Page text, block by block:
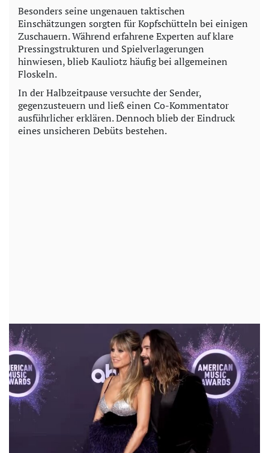
Besonders seine ungenauen taktischen
Einschätzungen sorgten für Kopfschütteln bei einigen
Zuschauern. Während erfahrene Experten auf klare
Pressingstrukturen und Spielverlagerungen
hinwiesen, blieb Kauliotz häufig bei allgemeinen
Floskeln.
In der Halbzeitpause versuchte der Sender,
gegenzusteuern und ließ einen Co-Kommentator
ausführlicher erklären. Dennoch blieb der Eindruck
eines unsicheren Debüts bestehen.